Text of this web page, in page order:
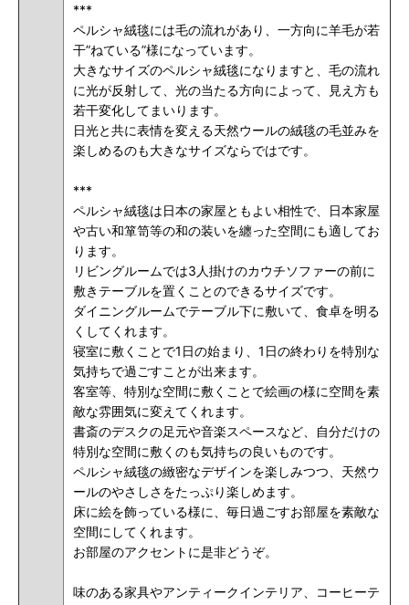
***
ペルシャ絨毯には毛の流れがあり、一方向に羊毛が若
干”ねている”様になっています。
大きなサイズのペルシャ絨毯になりますと、毛の流れ
に光が反射して、光の当たる方向によって、見え方も
若干変化してまいります。
日光と共に表情を変える天然ウールの絨毯の毛並みを
楽しめるのも大きなサイズならではです。
***
ペルシャ絨毯は日本の家屋ともよい相性で、日本家屋
や古い和箪笥等の和の装いを纏った空間にも適してお
ります。
リビングルームでは3人掛けのカウチソファーの前に
敷きテーブルを置くことのできるサイズです。
ダイニングルームでテーブル下に敷いて、食卓を明る
くしてくれます。
寝室に敷くことで1日の始まり、1日の終わりを特別な
気持ちで過ごすことが出来ます。
客室等、特別な空間に敷くことで絵画の様に空間を素
敵な雰囲気に変えてくれます。
書斎のデスクの足元や音楽スペースなど、自分だけの
特別な空間に敷くのも気持ちの良いものです。
ペルシャ絨毯の緻密なデザインを楽しみつつ、天然ウ
ールのやさしさをたっぷり楽しめます。
床に絵を飾っている様に、毎日過ごすお部屋を素敵な
空間にしてくれます。
お部屋のアクセントに是非どうぞ。
味のある家具やアンティークインテリア、コーヒーテ